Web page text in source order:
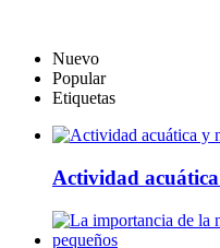
Nuevo
Popular
Etiquetas
Actividad